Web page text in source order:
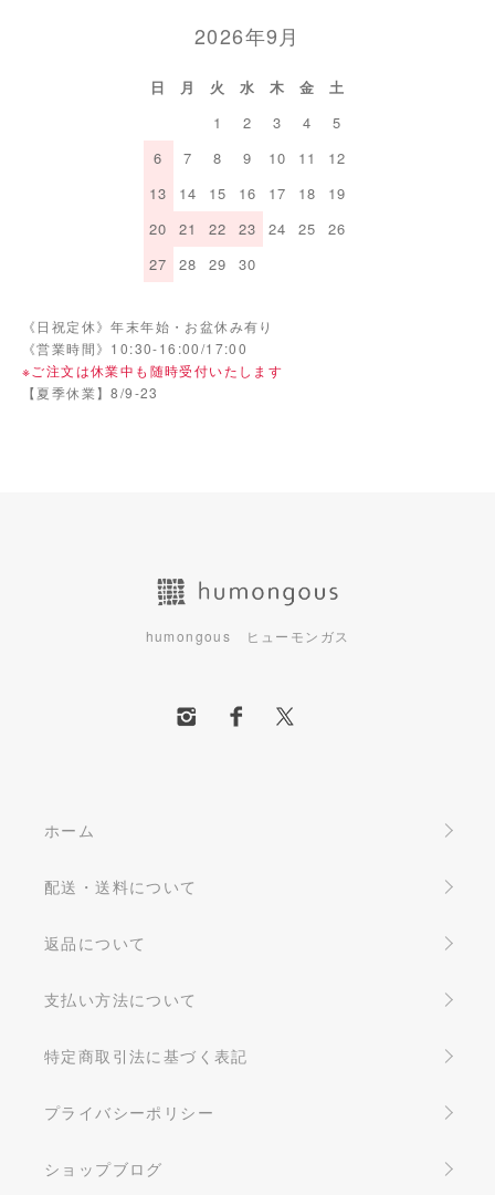
2026年9月
日 月 火 水 木 金
土
1
2 3 4
5
6
7 8 9 10 11
12
13
14 15 16 17 18
19
20
21 22 23 24 25
26
27
28 29 30
《日祝定休》年末年始・お盆休み有り
《営業時間》10:30-16:00/17:00
※ご注文は休業中も随時受付いたします
【夏季休業】8/9-23
humongous ヒューモンガス
ホーム
配送・送料について
返品について
支払い方法について
特定商取引法に基づく表記
プライバシーポリシー
ショップブログ